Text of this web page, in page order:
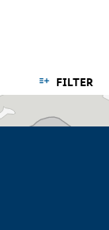
FILTER